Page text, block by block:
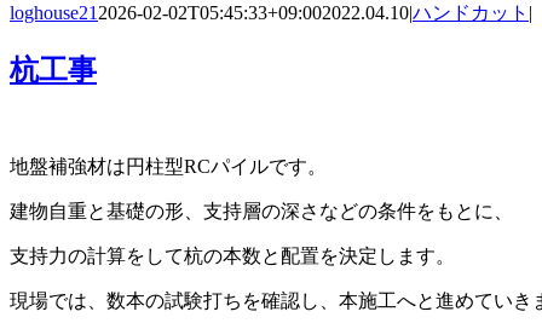
loghouse21 2026-02-02T05:45:33+09:002022.04.10|ハンドカット |
杭工事
地盤補強材は円柱型RCパイルです。
建物自重と基礎の形、支持層の深さなどの条件をもとに、
支持力の計算をして杭の本数と配置を決定します。
現場では、数本の試験打ちを確認し、本施工へと進めていき